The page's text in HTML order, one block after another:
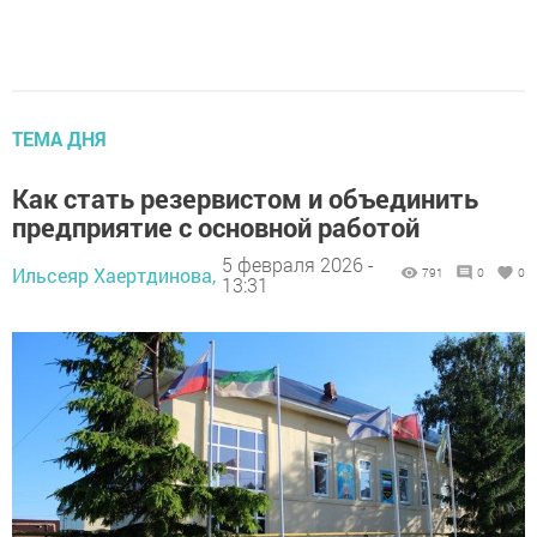
ТЕМА ДНЯ
Как стать резервистом и объединить
предприятие с основной работой
Ильсеяр Хаертдинова, 5 февраля 2026 -
13:31
791 0 0